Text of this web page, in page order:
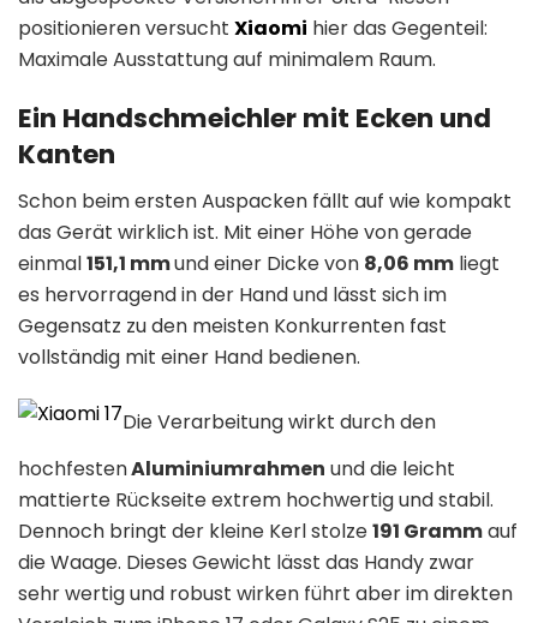
positionieren versucht Xiaomi hier das Gegenteil:
Maximale Ausstattung auf minimalem Raum.
Ein Handschmeichler mit Ecken und
Kanten
Schon beim ersten Auspacken fällt auf wie kompakt
das Gerät wirklich ist. Mit einer Höhe von gerade
einmal151,1 mmund einer Dicke von 8,06 mm liegt
es hervorragend in der Hand und lässt sich im
Gegensatz zu den meisten Konkurrenten fast
vollständig mit einer Hand bedienen.
Die Verarbeitung wirkt durch den
hochfestenAluminiumrahmen und die leicht
mattierte Rückseite extrem hochwertig und stabil.
Dennoch bringt der kleine Kerl stolze191 Grammauf
die Waage. Dieses Gewicht lässt das Handy zwar
sehr wertig und robust wirken führt aber im direkten